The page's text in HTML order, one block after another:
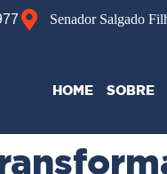
Senador Salgado
HOME SOBRE